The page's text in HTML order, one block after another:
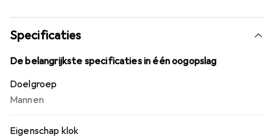
Specificaties
De belangrijkste specificaties in één oogopslag
Doelgroep
Mannen
Eigenschap klok